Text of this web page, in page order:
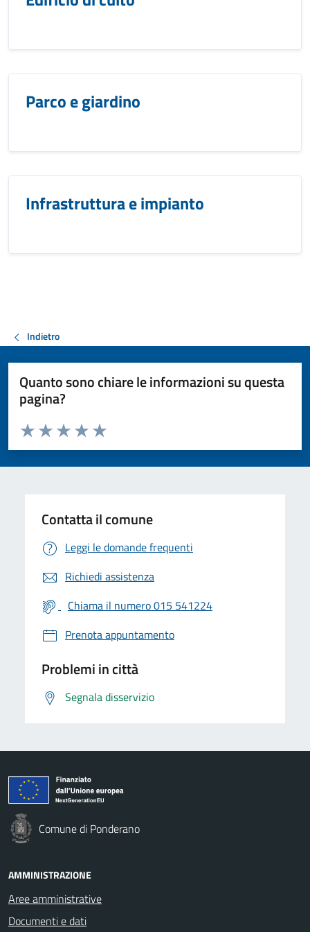
Parco e giardino
Infrastruttura e impianto
Indietro
Quanto sono chiare le informazioni su questa
pagina?
Valuta da 1 a 5 stelle la pagina
Valuta 5 stelle su 5
Valuta 4 stelle su 5
Valuta 3 stelle su 5
Valuta 2 stelle su 5
Valuta 1 stelle su 5
Contatta il comune
Leggi le domande frequenti
Richiedi assistenza
Chiama il numero 015 541224
Prenota appuntamento
Problemi in città
Segnala disservizio
Comune di Ponderano
AMMINISTRAZIONE
Aree amministrative
Documenti e dati